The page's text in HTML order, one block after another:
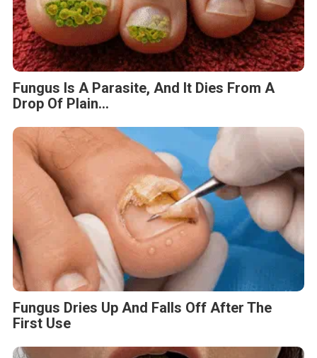
Fungus Is A Parasite, And It Dies From A
Drop Of Plain...
Fungus Dries Up And Falls Off After The
First Use